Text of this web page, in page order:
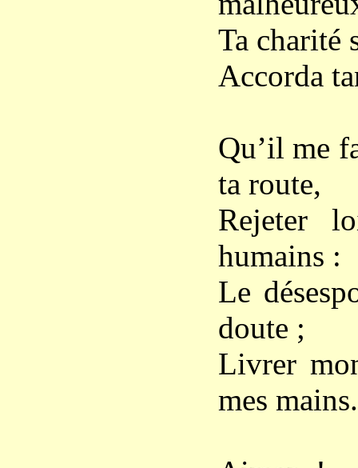
Ta charité
Accorda
Qu’il me
ta route,
Rejeter
humains :
Le
doute ;
Livrer
mes mains.